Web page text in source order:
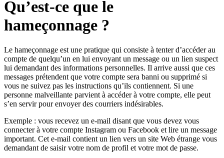
Qu’est-ce que le
hameçonnage ?
Le hameçonnage est une pratique qui consiste à tenter d’accéder au
compte de quelqu’un en lui envoyant un message ou un lien suspect
lui demandant des informations personnelles. Il arrive aussi que ces
messages prétendent que votre compte sera banni ou supprimé si
vous ne suivez pas les instructions qu’ils contiennent. Si une
personne malveillante parvient à accéder à votre compte, elle peut
s’en servir pour envoyer des courriers indésirables.
Exemple : vous recevez un e-mail disant que vous devez vous
connecter à votre compte Instagram ou Facebook et lire un message
important. Cet e-mail contient un lien vers un site Web étrange vous
demandant de saisir votre nom de profil et votre mot de passe.